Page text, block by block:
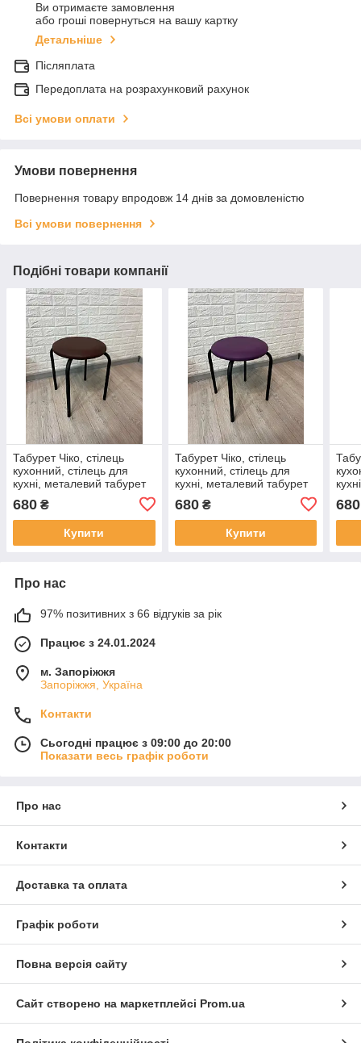
Ви отримаєте замовлення
або гроші повернуться на вашу картку
Детальніше
Післяплата
Передоплата на розрахунковий рахунок
Всі умови оплати
Умови повернення
Повернення товару впродовж 14 днів за домовленістю
Всі умови повернення
Подібні товари компанії
Табурет Чіко, стілець
кухонний, стілець для
кухні, металевий табурет
680 ₴
Купити
Табурет Чіко, стілець
кухонний, стілець для
кухні, металевий табурет
680₴
Купити
680
Про нас
97% позитивних з 66 відгуків за рік
Працює з 24.01.2024
м. Запоріжжя
Запоріжжя, Україна
Контакти
Сьогодні працює з 09:00 до 20:00
Показати весь графік роботи
Про нас
Контакти
Доставка та оплата
Графік роботи
Повна версія сайту
Сайт створено на маркетплейсі Prom.ua